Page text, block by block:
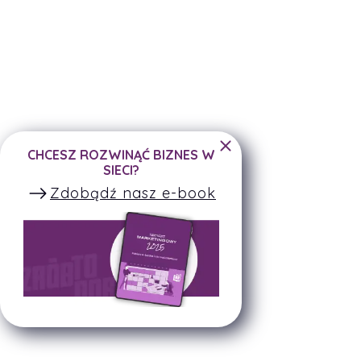
CHCESZ ROZWINĄĆ BIZNES W
SIECI?
Zdobądź nasz e-book